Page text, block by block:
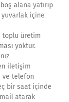
alana yatırıp
içine
toplu üretim
yoktur.
iletişim
ve telefon
bir saat içinde
atarak